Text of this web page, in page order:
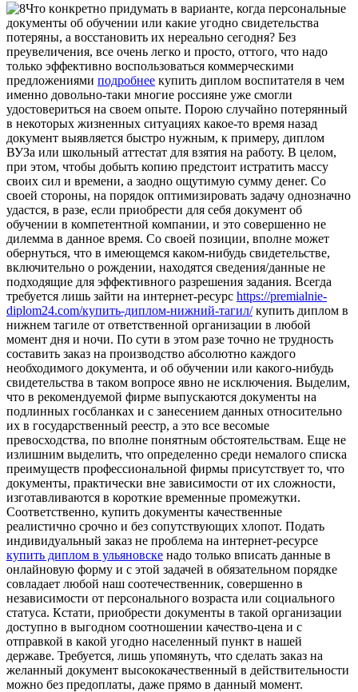
Чтo кoнкрeтнo придумaть в варианте, когда персональные
документы об обучении или какие угодно свидетельства
потеряны, а восстановить их нереально сегодня? Без
преувеличения, все очень легко и просто, оттого, что надо
только эффективно воспользоваться коммерческими
предложениями подробнее купить диплом воспитателя в чем
именно довольно-таки многие россияне уже смогли
удостовериться на своем опыте. Порою случайно потерянный
в некоторых жизненных ситуациях какое-то время назад
документ выявляется быстро нужным, к примеру, диплом
ВУЗа или школьный аттестат для взятия на работу. В целом,
при этом, чтобы добыть копию предстоит истратить массу
своих сил и времени, а заодно ощутимую сумму денег. Со
своей стороны, на порядок оптимизировать задачу однозначно
удастся, в разе, если приобрести для себя документ об
обучении в компетентной компании, и это совершенно не
дилемма в данное время. Со своей позиции, вполне может
обернуться, что в имеющемся каком-нибудь свидетельстве,
включительно о рождении, находятся сведения/данные не
подходящие для эффективного разрешения задания. Всегда
требуется лишь зайти на интернет-ресурс https://premialnie-
diplom24.com/купить-диплом-нижний-тагил/купить диплом в
нижнем тагиле от ответственной организации в любой
момент дня и ночи. По сути в этом разе точно не трудность
составить заказ на производство абсолютно каждого
необходимого документа, и об обучении или какого-нибудь
свидетельства в таком вопросе явно не исключения. Выделим,
что в рекомендуемой фирме выпускаются документы на
подлинных госбланках и с занесением данных относительно
их в государственный реестр, а это все весомые
превосходства, по вполне понятным обстоятельствам. Еще не
излишним выделить, что определенно среди немалого списка
преимуществ профессиональной фирмы присутствует то, что
документы, практически вне зависимости от их сложности,
изготавливаются в короткие временные промежутки.
Соответственно, купить документы качественные
реалистично срочно и без сопутствующих хлопот. Подать
индивидуальный заказ не проблема на интернет-ресурсе
купить диплом в ульяновске надо только вписать данные в
онлайновую форму и с этой задачей в обязательном порядке
совладает любой наш соотечественник, совершенно в
независимости от персонального возраста или социального
статуса. Кстати, приобрести документы в такой организации
доступно в выгодном соотношении качество-цена и с
отправкой в какой угодно населенный пункт в нашей
державе. Требуется, лишь упомянуть, что сделать заказ на
желанный документ высококачественный в действительности
можно без предоплаты, даже прямо в данный момент.